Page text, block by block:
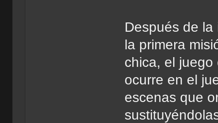
Después de
la primera
chica, el
ocurre en el
escenas que